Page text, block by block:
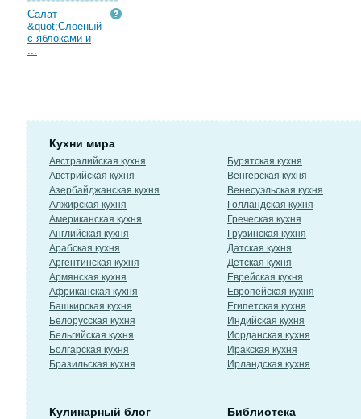
Салат
&quot;Слоеный
с яблоками и
...
Кухни мира
Австралийская кухня
Австрийская кухня
Азербайджанская кухня
Алжирская кухня
Американская кухня
Английская кухня
Арабская кухня
Аргентинская кухня
Армянская кухня
Африканская кухня
Башкирская кухня
Белорусская кухня
Бельгийская кухня
Болгарская кухня
Бразильская кухня
Бурятская кухня
Венгерская кухня
Венесуэльская кухня
Голландская кухня
Греческая кухня
Грузинская кухня
Датская кухня
Детская кухня
Еврейская кухня
Европейская кухня
Египетская кухня
Индийская кухня
Иорданская кухня
Иракская кухня
Ирландская кухня
Кулинарный блог Библиотека